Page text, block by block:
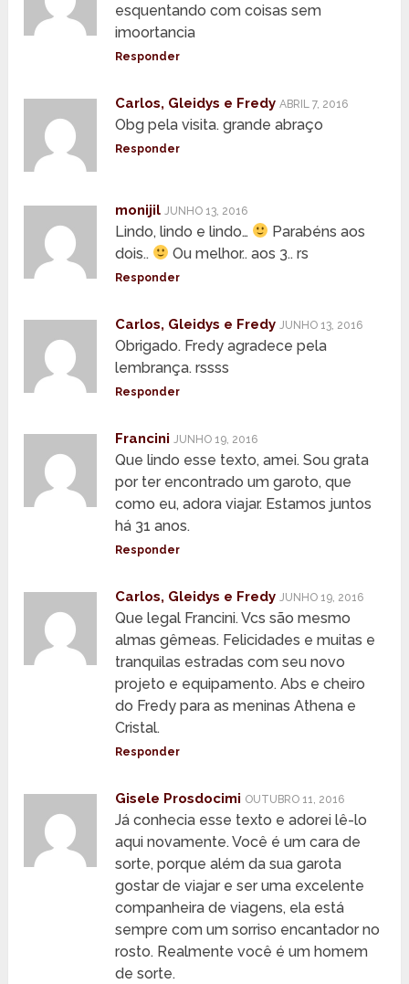
esquentando com coisas sem
imoortancia
Responder
Carlos, Gleidys e Fredy ABRIL 7, 2016
Obg pela visita. grande abraço
Responder
monijil JUNHO 13, 2016
Lindo, lindo e lindo…
Parabéns aos
dois..
Ou melhor.. aos 3.. rs
Responder
Carlos, Gleidys e Fredy JUNHO 13, 2016
Obrigado. Fredy agradece pela
lembrança. rssss
Responder
Francini JUNHO 19, 2016
Que lindo esse texto, amei. Sou grata
por ter encontrado um garoto, que
como eu, adora viajar. Estamos juntos
há 31 anos.
Responder
Carlos, Gleidys e Fredy JUNHO 19, 2016
Que legal Francini. Vcs são mesmo
almas gêmeas. Felicidades e muitas e
tranquilas estradas com seu novo
projeto e equipamento. Abs e cheiro
do Fredy para as meninas Athena e
Cristal.
Responder
Gisele Prosdocimi OUTUBRO 11, 2016
Já conhecia esse texto e adorei lê-lo
aqui novamente. Você é um cara de
sorte, porque além da sua garota
gostar de viajar e ser uma excelente
companheira de viagens, ela está
sempre com um sorriso encantador no
rosto. Realmente você é um homem
de sorte.